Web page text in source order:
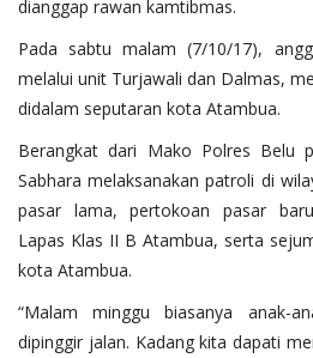
dianggap rawan kamtibmas.
Pada sabtu malam (7/10/17),
melalui unit Turjawali dan Dalmas,
didalam seputaran kota Atambua.
Berangkat dari Mako Polres Belu
Sabhara melaksanakan patroli di
pasar lama, pertokoan pasar
Lapas Klas II B Atambua, serta
kota Atambua.
“Malam minggu biasanya anak-
dipinggir jalan. Kadang kita dapati